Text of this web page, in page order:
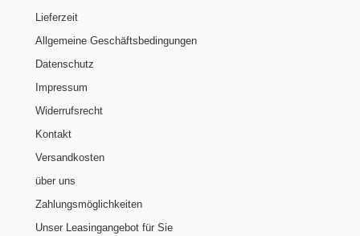
Lieferzeit
Allgemeine Geschäftsbedingungen
Datenschutz
Impressum
Widerrufsrecht
Kontakt
Versandkosten
über uns
Zahlungsmöglichkeiten
Unser Leasingangebot für Sie